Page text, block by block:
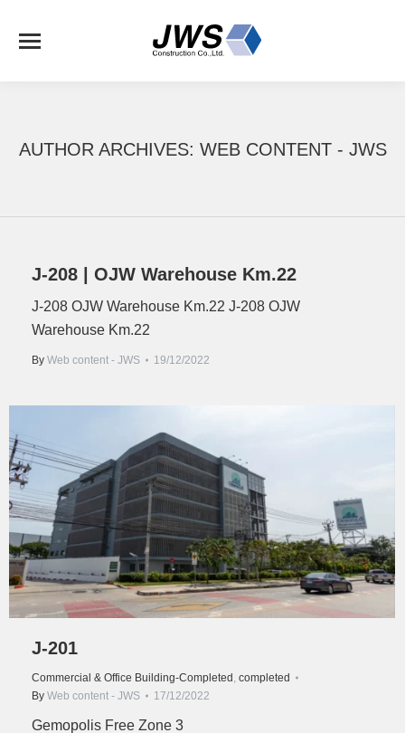
AUTHOR ARCHIVES: WEB CONTENT - JWS
J-208 | OJW Warehouse Km.22
J-208 OJW Warehouse Km.22 J-208 OJW
Warehouse Km.22
By Web content - JWS 19/12/2022
J-201
Commercial & Office Building-Completed, completed
By Web content - JWS 17/12/2022
Gemopolis Free Zone 3